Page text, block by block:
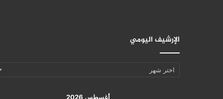
الإرشيف اليومي
الإرشيف
أغسطس 2026